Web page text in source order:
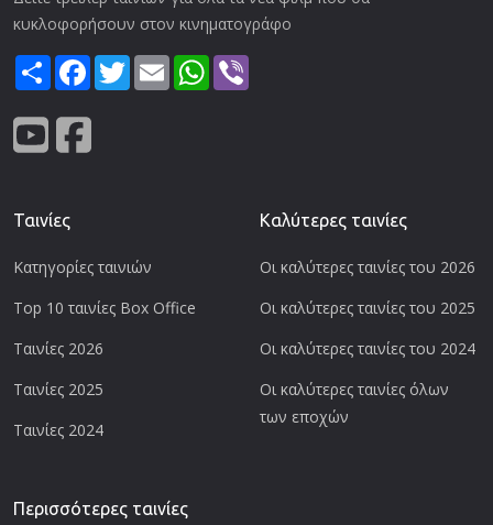
κυκλοφορήσουν στον κινηματογράφο
ShareFacebook
TwitterEmail WhatsApp
Ταινίες
Κατηγορίες ταινιών
Top 10 ταινίες Box Office
Ταινίες 2026
Ταινίες 2025
Ταινίες 2024
Καλύτερες ταινίες
Οι καλύτερες ταινίες του 2026
Οι καλύτερες ταινίες του 2025
Οι καλύτερες ταινίες του 2024
Οι καλύτερες ταινίες όλων
των εποχών
Περισσότερες ταινίες